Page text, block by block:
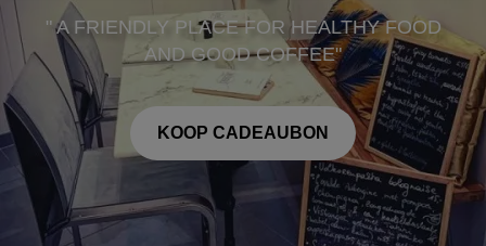
" A FRIENDLY PLACE FOR HEALTHY FOOD
AND GOOD COFFEE"
KOOP CADEAUBON